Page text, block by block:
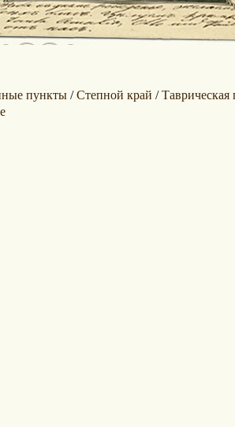
пункты/Степной край /Таврическая